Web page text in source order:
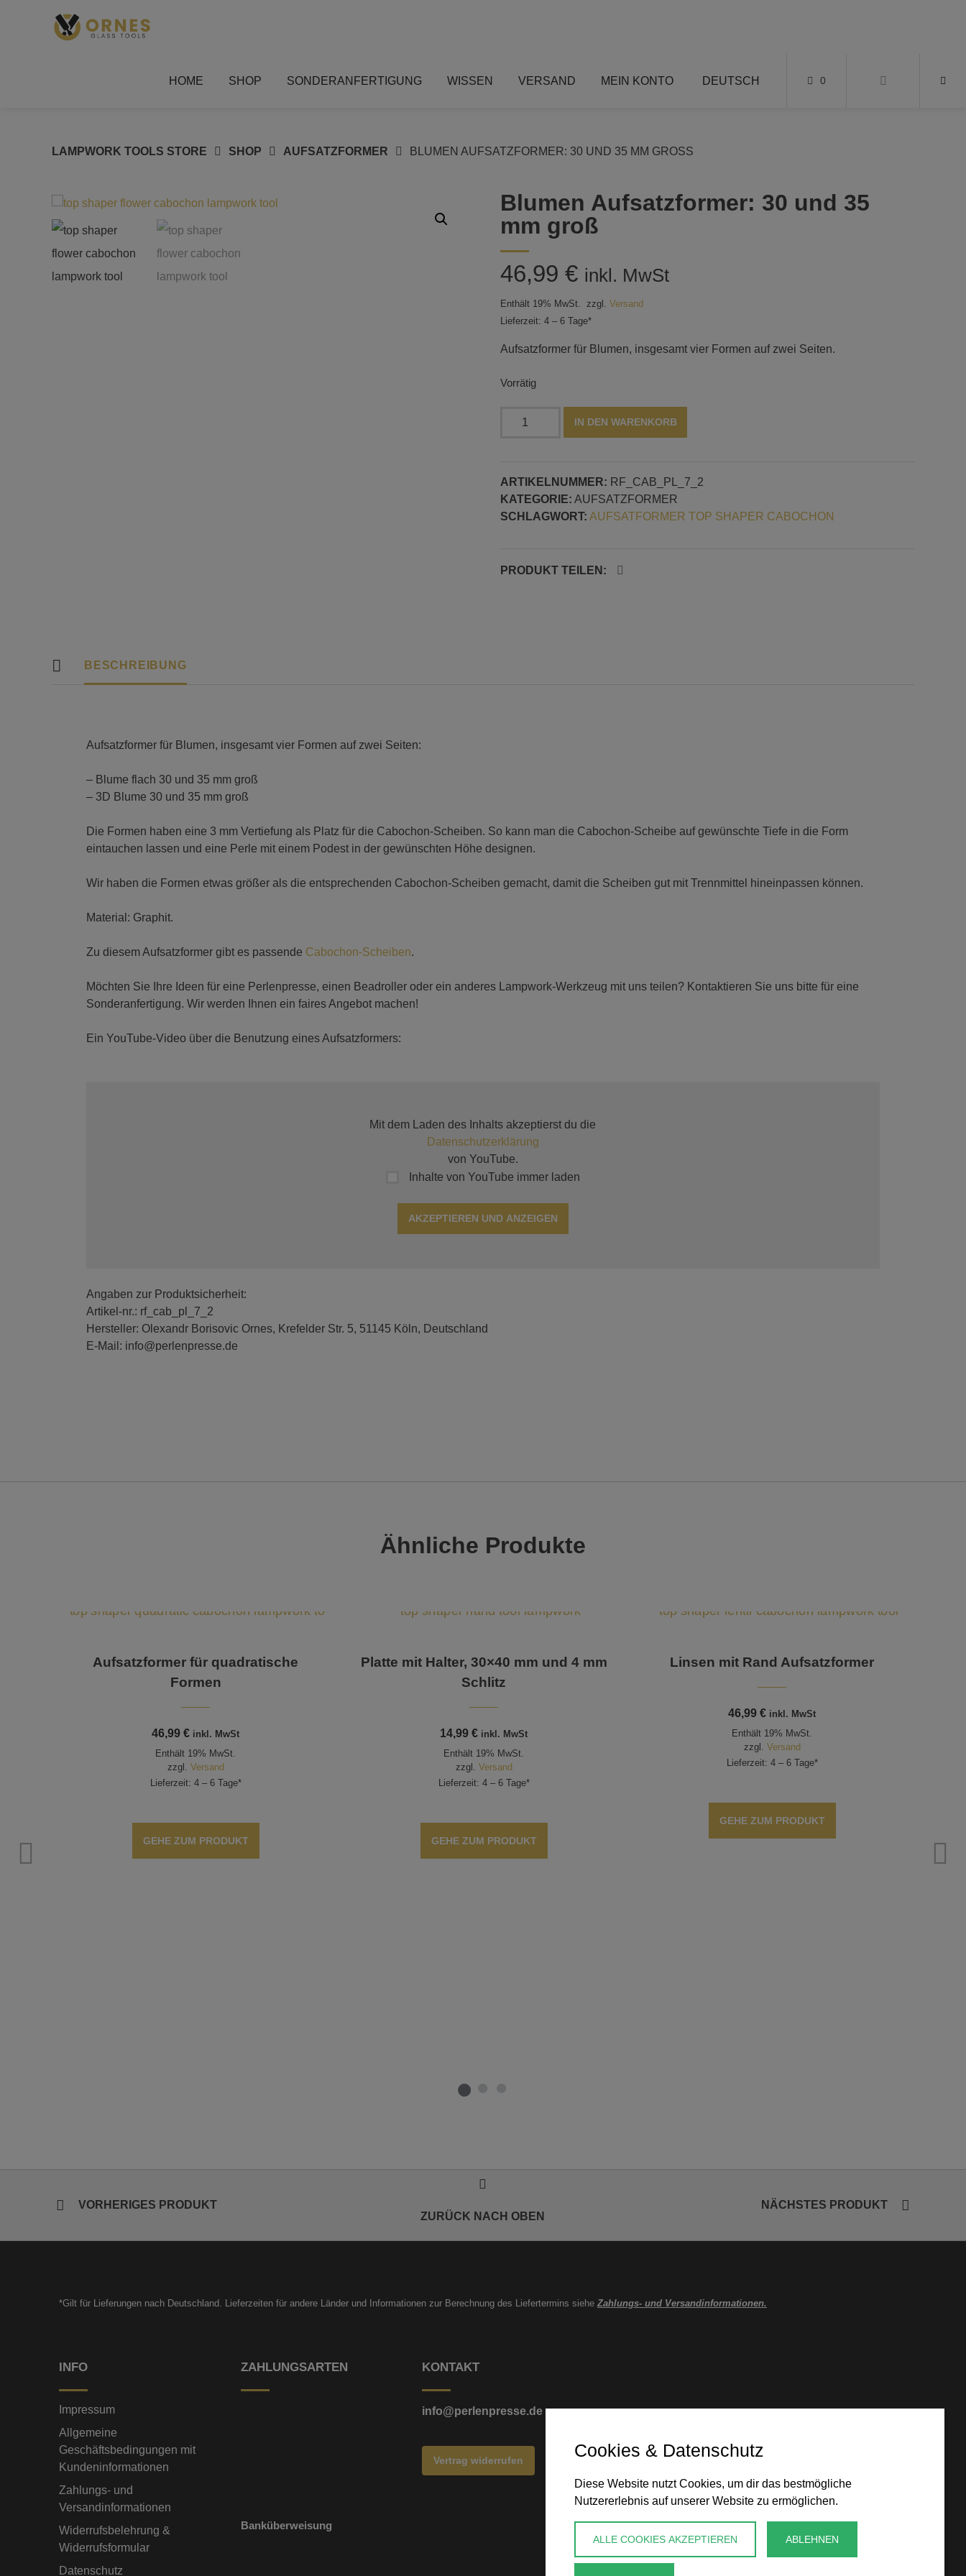
HOME SHOP SONDERANFERTIGUNG WISSEN VERSAND MEIN KONTO DEUTSCH 0
LAMPWORK TOOLS STORE SHOP AUFSATZFORMER BLUMEN AUFSATZFORMER: 30 UND 35 MM GROSS
Blumen Aufsatzformer: 30 und 35
mm groß
46,99 € inkl. MwSt
Enthält 19% MwSt. zzgl. Versand
Lieferzeit: 4 – 6 Tage*
Aufsatzformer für Blumen, insgesamt vier Formen auf zwei Seiten.
Vorrätig
35
mm
groß
IN DEN WARENKORB
ARTIKELNUMMER: RF_CAB_PL_7_2
KATEGORIE: AUFSATZFORMER
SCHLAGWORT: AUFSATFORMER TOP SHAPER CABOCHON
PRODUKT TEILEN:
BESCHREIBUNG
Aufsatzformer für Blumen, insgesamt vier Formen auf zwei Seiten:
– Blume flach 30 und 35 mm groß
– 3D Blume 30 und 35 mm groß
Die Formen haben eine 3 mm Vertiefung als Platz für die Cabochon-Scheiben. So kann man die Cabochon-Scheibe auf gewünschte Tiefe in die Form
eintauchen lassen und eine Perle mit einem Podest in der gewünschten Höhe designen.
Wir haben die Formen etwas größer als die entsprechenden Cabochon-Scheiben gemacht, damit die Scheiben gut mit Trennmittel hineinpassen können.
Material: Graphit.
Zu diesem Aufsatzformer gibt es passende Cabochon-Scheiben.
Möchten Sie Ihre Ideen für eine Perlenpresse, einen Beadroller oder ein anderes Lampwork-Werkzeug mit uns teilen? Kontaktieren Sie uns bitte für eine
Sonderanfertigung. Wir werden Ihnen ein faires Angebot machen!
Ein YouTube-Video über die Benutzung eines Aufsatzformers:
Mit dem Laden des Inhalts akzeptierst du die
Datenschutzerklärung
von YouTube.
Inhalte von YouTube immer laden
AKZEPTIEREN UND ANZEIGEN
Angaben zur Produktsicherheit:
Artikel-nr.: rf_cab_pl_7_2
Hersteller: Olexandr Borisovic Ornes, Krefelder Str. 5, 51145 Köln, Deutschland
E-Mail: info@perlenpresse.de
Ähnliche Produkte
Aufsatzformer für quadratische
Formen
46,99€ inkl. MwSt
Enthält 19% MwSt.
zzgl. Versand
Lieferzeit: 4 – 6 Tage*
GEHE ZUM PRODUKT
Platte mit Halter, 30×40 mm und 4 mm
Schlitz
14,99€ inkl. MwSt
Enthält 19% MwSt.
zzgl. Versand
Lieferzeit: 4 – 6 Tage*
GEHE ZUM PRODUKT
Linsen mit Rand Aufsatzformer
46,99€ inkl. MwSt
Enthält 19% MwSt.
zzgl. Versand
Lieferzeit: 4 – 6 Tage*
GEHE ZUM PRODUKT
VORHERIGES PRODUKT
NÄCHSTES PRODUKT
ZURÜCK NACH OBEN
*Gilt für Lieferungen nach Deutschland. Lieferzeiten für andere Länder und Informationen zur Berechnung des Liefertermins siehe Zahlungs- und Versandinformationen.
INFO
Impressum
Allgemeine
Geschäftsbedingungen mit
Kundeninformationen
Zahlungs- und
Versandinformationen
Widerrufsbelehrung &
Widerrufsformular
Datenschutz
ZAHLUNGSARTEN
Banküberweisung
KONTAKT
info@perlenpresse.de
Vertrag widerrufen
Cookies & Datenschutz
Diese Website nutzt Cookies, um dir das bestmögliche
Nutzererlebnis auf unserer Website zu ermöglichen.
ALLE COOKIES AKZEPTIEREN ABLEHNEN